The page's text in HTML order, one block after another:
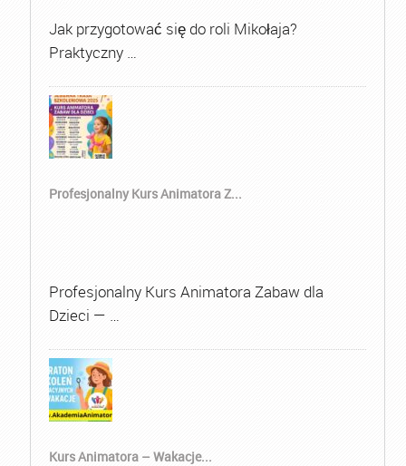
Jak przygotować się do roli Mikołaja?
Praktyczny …
Profesjonalny Kurs Animatora Z...
Profesjonalny Kurs Animatora Zabaw dla
Dzieci — …
Kurs Animatora – Wakacje...